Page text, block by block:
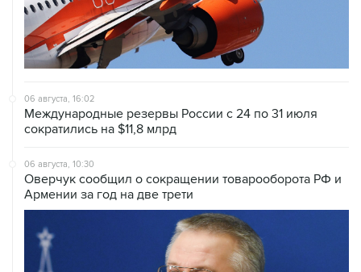
06 августа, 16:02
Международные резервы России с 24 по 31 июля
сократились на $11,8 млрд
06 августа, 10:30
Оверчук сообщил о сокращении товарооборота РФ и
Армении за год на две трети